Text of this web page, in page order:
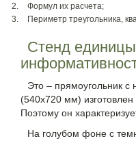
Формул их расчета;
Периметр треугольника,
Стенд
Это – прямоугольник с
(540х720 мм)
Поэтому он
На голубом фоне с